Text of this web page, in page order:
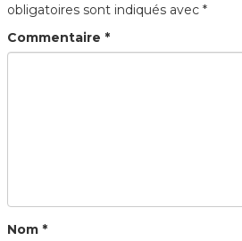
obligatoires sont indiqués avec *
Commentaire *
Nom *